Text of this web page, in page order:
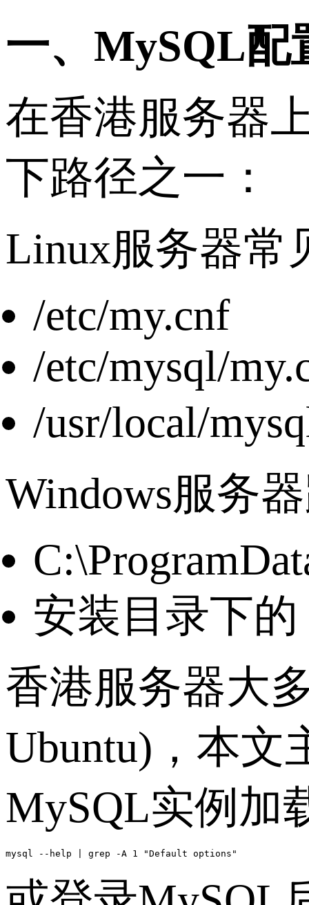
一、MySQL配
在香港服务器
下路径之一：
Linux服务器常
/etc/my.cnf
/etc/mysql/
/usr/local/
Windows服务
安装目录下的
香港服务器大
Ubuntu)，本
MySQL实例加
mysql --help | grep -A 1 "Default options"